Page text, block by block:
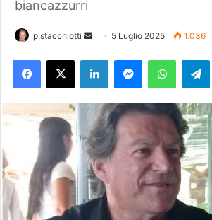
biancazzurri
p.stacchiotti
v
i
a
u
n
e
m
a
5 Luglio 2025 1.036